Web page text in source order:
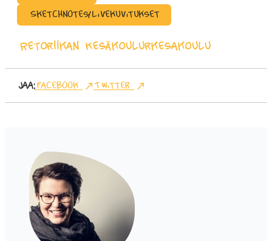
Sketchnotes/Livekuvitukset
Retoriikan Kesäkoulurkesakoulu
Jaa:Facebook Twitter